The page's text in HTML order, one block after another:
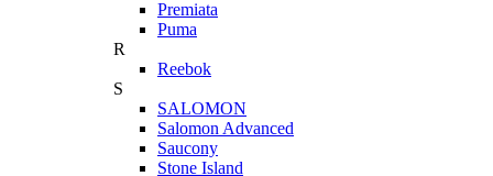
Premiata
Puma
R
Reebok
S
SALOMON
Salomon Advanced
Saucony
Stone Island